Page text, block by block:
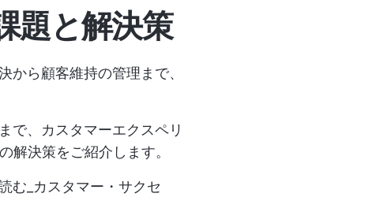
題と解決策
から顧客維持の管理まで、
で、カスタマーエクスペリ
解決策をご紹介します。
む_カスタマー・サクセ